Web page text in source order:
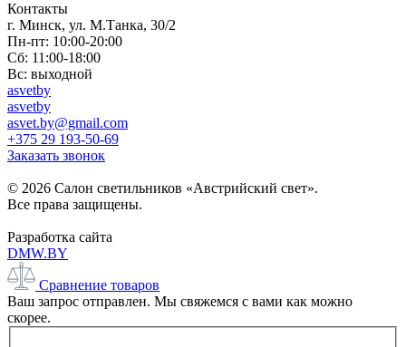
Контакты
г. Минск, ул. М.Танка, 30/2
Пн-пт: 10:00-20:00
Сб: 11:00-18:00
Вс: выходной
asvetby
asvetby
asvet.by@gmail.com
+375 29 193-50-69
Заказать звонок
© 2026 Салон светильников «Австрийский свет».
Все права защищены.
Разработка сайта
DMW.BY
Сравнение товаров
Ваш запрос отправлен. Мы свяжемся с вами как можно
скорее.